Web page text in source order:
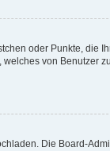
oder Punkte, die
von Benutzer
Die Board-